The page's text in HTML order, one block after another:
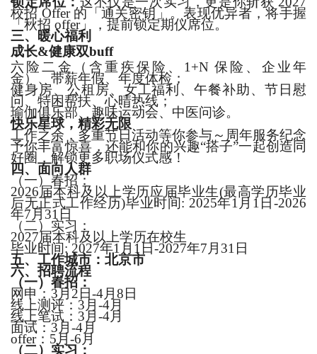
校招 Offer 的「通关密钥」。表现优异者，将手握
「秋招 offer」，提前锁定期仪席位。
三、
暖心福利
成长&健康双buff
六险二金（含重疾保险、 1+N 保险、企业年
金）、带薪年假、年度体检；
健身房、公租房、女工福利、午餐补助、节日慰
问、特困帮扶、心晴热线；
瑜伽俱乐部、趣味运动会、中医问诊。
快乐星球，精彩无限
工作之余，多重节日活动等你参与～周年服务纪念
予你丰富惊喜，还能和你的兴趣“搭子”一起创造同
好圈，解锁更多职场仪式感！
四、面向人群
（一）春招：
2026届本科及以上学历应届毕业生(最高学历毕业
后无正式工作经历)毕业时间: 2025年1 月 1日-2026
年7月 31日
（二）实习：
2027届本科及以上学历在校生
毕业时间: 2027年1 月 1日-2027年7月 31日
五、 工作城市 ： 北京市
六、招聘流程
（一）春招：
网申 ： 3月2 日-4月8 日
线上测评： 3月-4月
线上笔试： 3月-4月
面试： 3月-4月
offer： 5月-6月
（二） 实习：